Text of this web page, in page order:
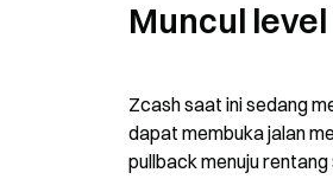
Muncul
Zcash saat ini sedang
dapat membuka jalan
pullback menuju